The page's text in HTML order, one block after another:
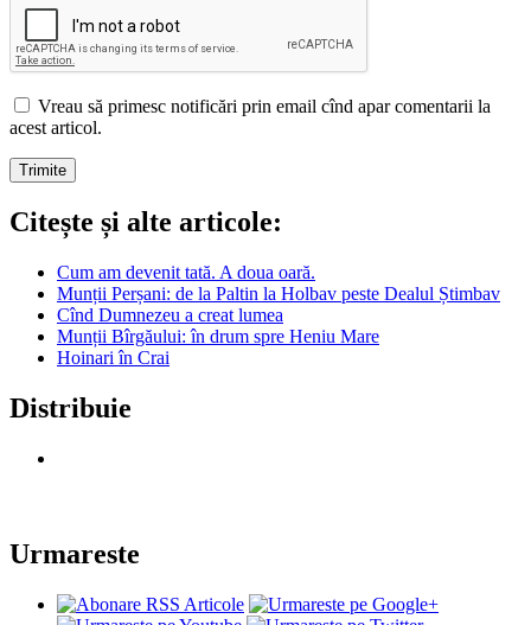
Vreau să primesc notificări prin email cînd apar comentarii la
acest articol.
Citește și alte articole:
Cum am devenit tată. A doua oară.
Munții Perșani: de la Paltin la Holbav peste Dealul Știmbav
Cînd Dumnezeu a creat lumea
Munții Bîrgăului: în drum spre Heniu Mare
Hoinari în Crai
Distribuie
Urmareste